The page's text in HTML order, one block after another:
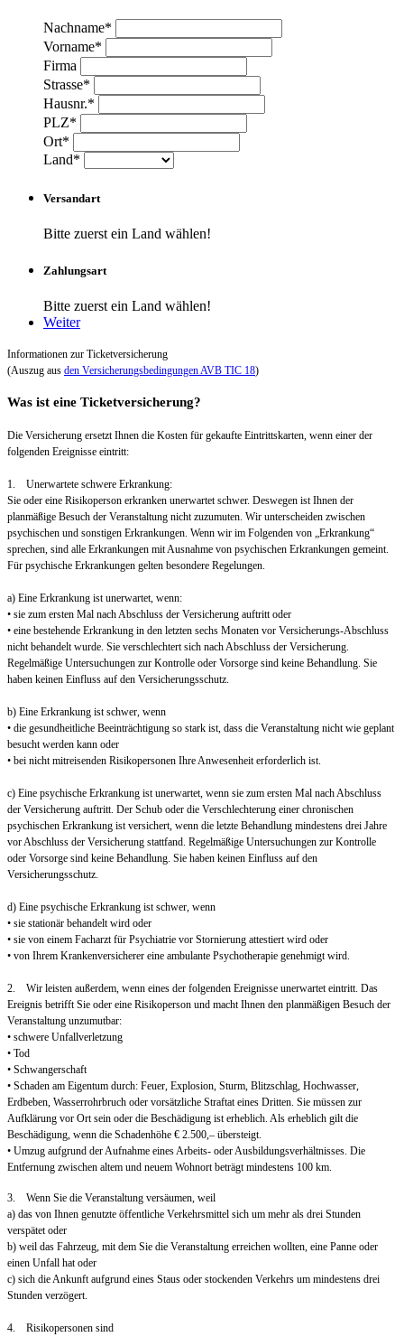
Nachname*
Vorname*
Firma
Strasse*
Hausnr.*
PLZ*
Ort*
Land*
Versandart
Bitte zuerst ein Land wählen!
Zahlungsart
Bitte zuerst ein Land wählen!
Weiter
Informationen zur Ticketversicherung
(Auszug aus den Versicherungsbedingungen AVB TIC 18)
Was ist eine Ticketversicherung?
Die Versicherung ersetzt Ihnen die Kosten für gekaufte Eintrittskarten, wenn einer der
folgenden Ereignisse eintritt:
1. Unerwartete schwere Erkrankung:
Sie oder eine Risikoperson erkranken unerwartet schwer. Deswegen ist Ihnen der
planmäßige Besuch der Veranstaltung nicht zuzumuten. Wir unterscheiden zwischen
psychischen und sonstigen Erkrankungen. Wenn wir im Folgenden von „Erkrankung“
sprechen, sind alle Erkrankungen mit Ausnahme von psychischen Erkrankungen gemeint.
Für psychische Erkrankungen gelten besondere Regelungen.
a) Eine Erkrankung ist unerwartet, wenn:
• sie zum ersten Mal nach Abschluss der Versicherung auftritt oder
• eine bestehende Erkrankung in den letzten sechs Monaten vor Versicherungs-Abschluss
nicht behandelt wurde. Sie verschlechtert sich nach Abschluss der Versicherung.
Regelmäßige Untersuchungen zur Kontrolle oder Vorsorge sind keine Behandlung. Sie
haben keinen Einfluss auf den Versicherungsschutz.
b) Eine Erkrankung ist schwer, wenn
• die gesundheitliche Beeinträchtigung so stark ist, dass die Veranstaltung nicht wie geplant
besucht werden kann oder
• bei nicht mitreisenden Risikopersonen Ihre Anwesenheit erforderlich ist.
c) Eine psychische Erkrankung ist unerwartet, wenn sie zum ersten Mal nach Abschluss
der Versicherung auftritt. Der Schub oder die Verschlechterung einer chronischen
psychischen Erkrankung ist versichert, wenn die letzte Behandlung mindestens drei Jahre
vor Abschluss der Versicherung stattfand. Regelmäßige Untersuchungen zur Kontrolle
oder Vorsorge sind keine Behandlung. Sie haben keinen Einfluss auf den
Versicherungsschutz.
d) Eine psychische Erkrankung ist schwer, wenn
• sie stationär behandelt wird oder
• sie von einem Facharzt für Psychiatrie vor Stornierung attestiert wird oder
• von Ihrem Krankenversicherer eine ambulante Psychotherapie genehmigt wird.
2. Wir leisten außerdem, wenn eines der folgenden Ereignisse unerwartet eintritt. Das
Ereignis betrifft Sie oder eine Risikoperson und macht Ihnen den planmäßigen Besuch der
Veranstaltung unzumutbar:
• schwere Unfallverletzung
• Tod
• Schwangerschaft
• Schaden am Eigentum durch: Feuer, Explosion, Sturm, Blitzschlag, Hochwasser,
Erdbeben, Wasserrohrbruch oder vorsätzliche Straftat eines Dritten. Sie müssen zur
Aufklärung vor Ort sein oder die Beschädigung ist erheblich. Als erheblich gilt die
Beschädigung, wenn die Schadenhöhe € 2.500,– übersteigt.
• Umzug aufgrund der Aufnahme eines Arbeits- oder Ausbildungsverhältnisses. Die
Entfernung zwischen altem und neuem Wohnort beträgt mindestens 100 km.
3. Wenn Sie die Veranstaltung versäumen, weil
a) das von Ihnen genutzte öffentliche Verkehrsmittel sich um mehr als drei Stunden
verspätet oder
b) weil das Fahrzeug, mit dem Sie die Veranstaltung erreichen wollten, eine Panne oder
einen Unfall hat oder
c) sich die Ankunft aufgrund eines Staus oder stockenden Verkehrs um mindestens drei
Stunden verzögert.
4. Risikopersonen sind